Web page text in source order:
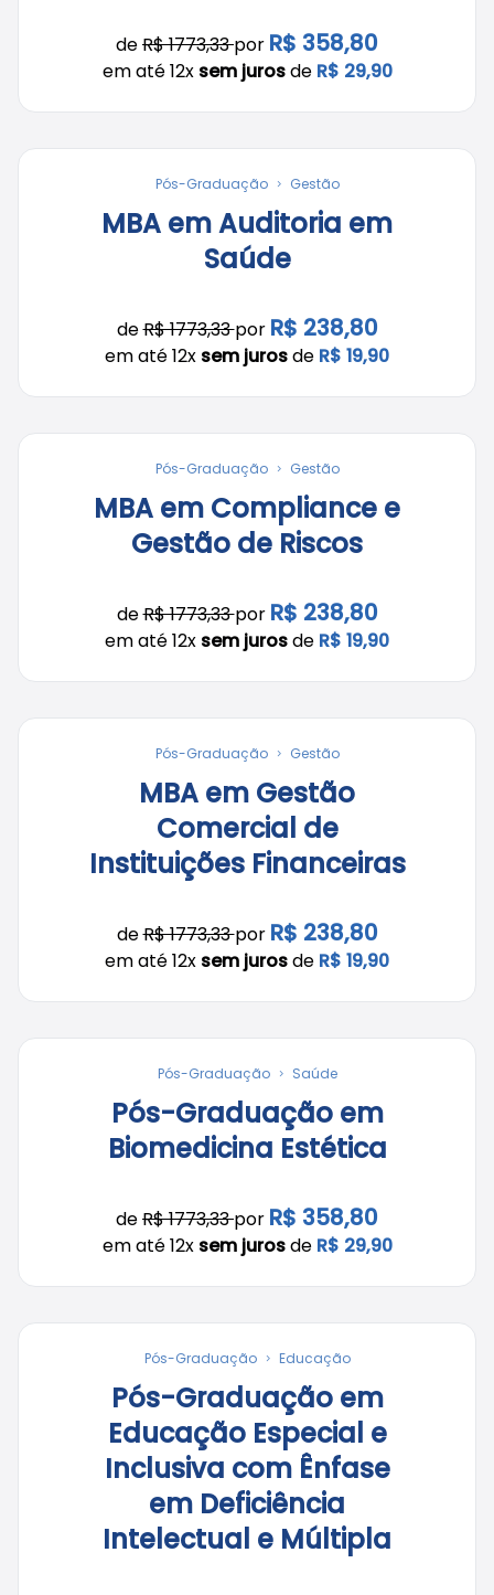
deR$ 1773,33por R$ 358,80
em até 12x sem jurosde R$ 29,90
Pós-Graduação Gestão
MBA em Auditoria em
Saúde
deR$ 1773,33por R$ 238,80
em até 12x sem jurosde R$ 19,90
Pós-Graduação Gestão
MBA em Compliance e
Gestão de Riscos
deR$ 1773,33por R$ 238,80
em até 12x sem jurosde R$ 19,90
Pós-Graduação Gestão
MBA em Gestão
Comercial de
Instituições Financeiras
deR$ 1773,33por R$ 238,80
em até 12x sem jurosde R$ 19,90
Pós-Graduação Saúde
Pós-Graduação em
Biomedicina Estética
deR$ 1773,33por R$ 358,80
em até 12x sem jurosde R$ 29,90
Pós-Graduação Educação
Pós-Graduação em
Educação Especial e
Inclusiva com Ênfase
em Deficiência
Intelectual e Múltipla